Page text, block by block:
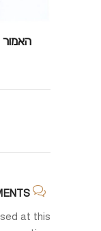
האמור
at this